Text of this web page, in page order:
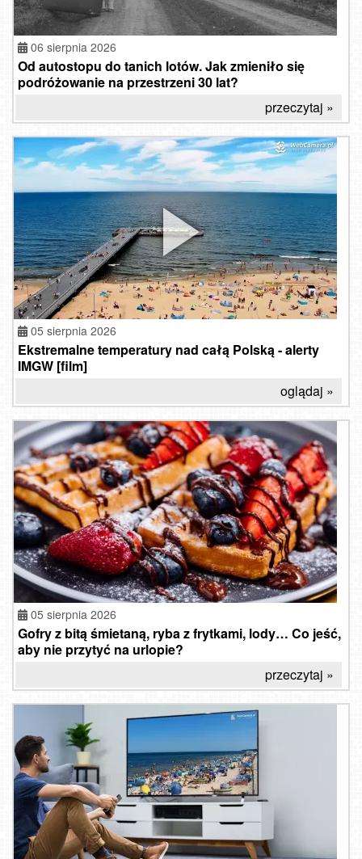
06 sierpnia 2026
Od autostopu do tanich lotów. Jak zmieniło się
podróżowanie na przestrzeni 30 lat?
przeczytaj »
05 sierpnia 2026
Ekstremalne temperatury nad całą Polską - alerty
IMGW [film]
oglądaj »
05 sierpnia 2026
Gofry z bitą śmietaną, ryba z frytkami, lody… Co jeść,
aby nie przytyć na urlopie?
przeczytaj »